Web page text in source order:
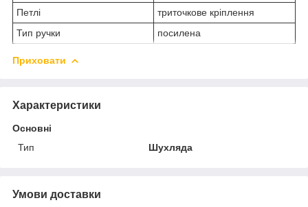
Петлі
триточкове кріплення
Тип ручки
посилена
Приховати
Характеристики
Основні
Тип
Шухляда
Умови доставки